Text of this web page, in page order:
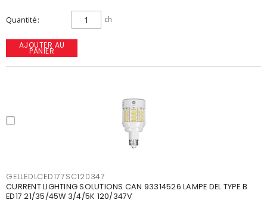
Quantité ch
AJOUTER AU
PANIER
GELLEDLCED177SC120347
CURRENT LIGHTING SOLUTIONS CAN 93314526 LAMPE DEL TYPE B
ED17 21/35/45W 3/4/5K 120/347V